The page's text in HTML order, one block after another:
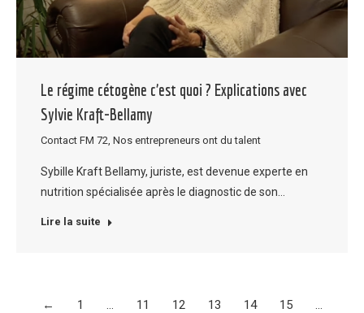
Le régime cétogène c’est quoi ? Explications avec
Sylvie Kraft-Bellamy
Contact FM 72 Nos entrepreneurs ont du talent
Sybille Kraft Bellamy, juriste, est devenue experte en
nutrition spécialisée après le diagnostic de son…
Lire la suite
← 1 … 11 12 13 14 15
…